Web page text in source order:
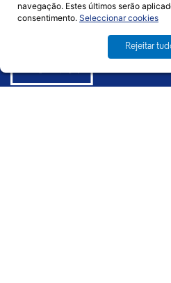
navegação. Estes últimos serão
consentimento. Seleccionar cookies
Rejeitar